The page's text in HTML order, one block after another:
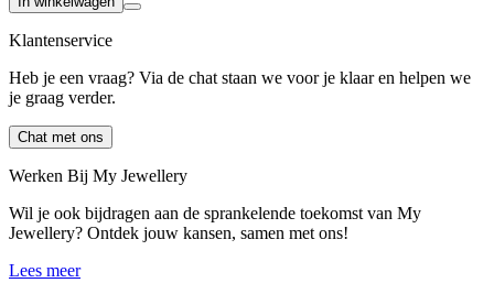
Klantenservice
Heb je een vraag? Via de chat staan we voor je klaar en helpen we
je graag verder.
Chat met ons
Werken Bij My Jewellery
Wil je ook bijdragen aan de sprankelende toekomst van My
Jewellery? Ontdek jouw kansen, samen met ons!
Lees meer